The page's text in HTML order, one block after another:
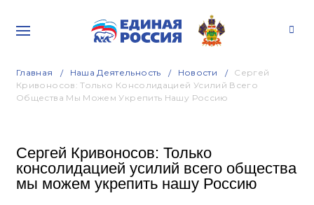
Главная Наша Деятельность Новости
Сергей
Кривоносов: Только Консолидацией Усилий Всего
Общества Мы Можем Укрепить Нашу Россию
Сергей Кривоносов: Только
консолидацией усилий всего общества
мы можем укрепить нашу Россию